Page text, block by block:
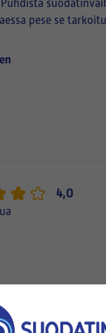
Puhdista
pese se
4,0